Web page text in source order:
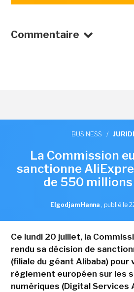
Commentaire
BUSINESS /
La Commission
sanctionne
de 550
Elgodjam Hanna , publié le
Ce lundi 20 juillet, la
rendu sa décision de
(filiale du géant Alibaba) pour
règlement européen sur les
numériques (Digital Services